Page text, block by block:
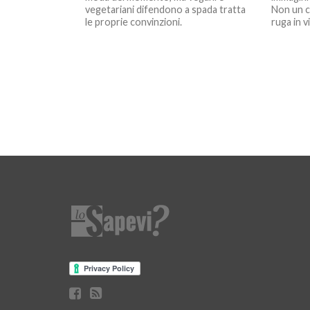
vegetariani difendono a spada tratta
le proprie convinzioni.
Non un
ruga in